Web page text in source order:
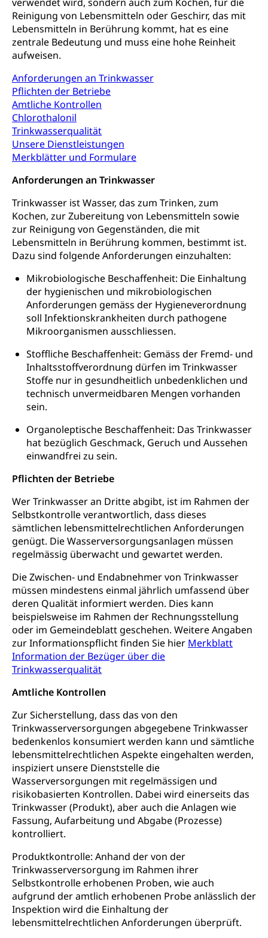
Reinigung von Lebensmitteln oder Geschirr, das mit
Lebensmitteln in Berührung kommt, hat es eine
zentrale Bedeutung und muss eine hohe Reinheit
aufweisen.
Anforderungen an Trinkwasser
Pflichten der Betriebe
Amtliche Kontrollen
Chlorothalonil
Trinkwasserqualität
Unsere Dienstleistungen
Merkblätter und Formulare
Anforderungen an Trinkwasser
Trinkwasser ist Wasser, das zum Trinken, zum
Kochen, zur Zubereitung von Lebensmitteln sowie
zur Reinigung von Gegenständen, die mit
Lebensmitteln in Berührung kommen, bestimmt ist.
Dazu sind folgende Anforderungen einzuhalten:
Mikrobiologische Beschaffenheit: Die Einhaltung
der hygienischen und mikrobiologischen
Anforderungen gemäss der Hygieneverordnung
soll Infektionskrankheiten durch pathogene
Mikroorganismen ausschliessen.
Stoffliche Beschaffenheit: Gemäss der Fremd- und
Inhaltsstoffverordnung dürfen im Trinkwasser
Stoffe nur in gesundheitlich unbedenklichen und
technisch unvermeidbaren Mengen vorhanden
sein.
Organoleptische Beschaffenheit: Das Trinkwasser
hat bezüglich Geschmack, Geruch und Aussehen
einwandfrei zu sein.
Pflichten der Betriebe
Wer Trinkwasser an Dritte abgibt, ist im Rahmen der
Selbstkontrolle verantwortlich, dass dieses
sämtlichen lebensmittelrechtlichen Anforderungen
genügt. Die Wasserversorgungsanlagen müssen
regelmässig überwacht und gewartet werden.
Die Zwischen- und Endabnehmer von Trinkwasser
müssen mindestens einmal jährlich umfassend über
deren Qualität informiert werden. Dies kann
beispielsweise im Rahmen der Rechnungsstellung
oder im Gemeindeblatt geschehen. Weitere Angaben
zur Informationspflicht finden Sie hier Merkblatt
Information der Bezüger über die
Trinkwasserqualität
Amtliche Kontrollen
Zur Sicherstellung, dass das von den
Trinkwasserversorgungen abgegebene Trinkwasser
bedenkenlos konsumiert werden kann und sämtliche
lebensmittelrechtlichen Aspekte eingehalten werden,
inspiziert unsere Dienststelle die
Wasserversorgungen mit regelmässigen und
risikobasierten Kontrollen. Dabei wird einerseits das
Trinkwasser (Produkt), aber auch die Anlagen wie
Fassung, Aufarbeitung und Abgabe (Prozesse)
kontrolliert.
Produktkontrolle: Anhand der von der
Trinkwasserversorgung im Rahmen ihrer
Selbstkontrolle erhobenen Proben, wie auch
aufgrund der amtlich erhobenen Probe anlässlich der
Inspektion wird die Einhaltung der
lebensmittelrechtlichen Anforderungen überprüft.
Kulturförderung und Vermittlung
Angebote für Schulklassen
Zentralschweizer Filmförderung
Mobilität
Schiene und öffentlicher Verkehr
Schienenverkehr, Zugverkehr, Bahnverkehr,
Transportmittel, öffentlicher Verkehr
Verkehrsverbund Luzern VVL
Öffentlicher Verkehr Luzern Mobil
Schifffahrt
Schiffsverkehr, Binnenschifffahrt, Seeschifffahrt,
Flussschifffahrt
Schifffahrt (Strassenverkehrsamt)
Strasse
Autoverkehr, Lastwagenverkehr, Schwerverkehr,
leistungsabhängige Schwerverkehrsabgabe,
Langsamverkehr, Transportmittel, Auto, Motorrad,
Individualverkehr
ZG)
Strassenverkehrsamt
Verkehr und Infrastruktur vif
Persönliches
Zivilstand
Zivilstandsamt, Zivilstandsregiste
Zivilstandswesen
Adoption
Adoptivkind, Adoptiveltern, Adoptionsvermittlung,
Adoptionsverfahren, elterliche Gewalt, elterliche
Adoption
Aufenthaltsbewilligungen
Niederlassung, Wohnsitz
Amt für Migration
Ausweise und Bescheinigungen
Reisepass, Identitätskarte, Visum, Geburtsurkunde
Jagdausweis, Fischereiausweis
Strafregisterauszug bestellen
Waffen, Sprengstoffe und Pyrotechnik
Reisepass, Identitätskarte
Strassenverkehrsamt (Führerausweis,
Fahrzeugausweis)
Namensänderungen
Einbürgerung
Nationalität, Staatsangehörigkeit,
Staatsbürgerschaft, Bürgerrecht, Erwerb des
Bürgerrechts, Verlust des Bürgerrechts,
Einbürgerungsverfahren
Einbürgerungen
Geburt
Geburtsurkunde, Geburtsschein, Geburtsanzeige
Familienzulagen (WAS Luzern)
Schwangerschaft / Geburt (gruezi.lu.ch)
Kinder und Jugendliche
Mündigkeit, Kindesschutz, Jugendschutz
Kinder- und Jugendförderung
Psychische Gesundheit
IV für Kinder und Jugendliche (WAS Luzern)
Pflege / Pflegeheim
Hauspflege, spitalexterne Pflege, Spitex
Betreuende Angehörige
Pflegeheimliste und freie Pflegeplätze
Betreuung von Angehörigen (WAS Luzern)
Religion
Kirche, Gottesdienst, Seelsorge,
Religionsgemeinschaft
Religionsvielfalt Im Kanton Luzern (unilu)
Sport
Breitensport, Jugend und Sport, Sportanlagen
Olympiateam Kanton Luzern
Offene Sporthallen
Gesundheitsförderung
Tiere
Haustiere, Heimtiere, Wildtiere, Veterinärmedizin,
Tiermedizin, Tierarzt, Tierschutz, Jagd, Fischerei,
Viehzucht